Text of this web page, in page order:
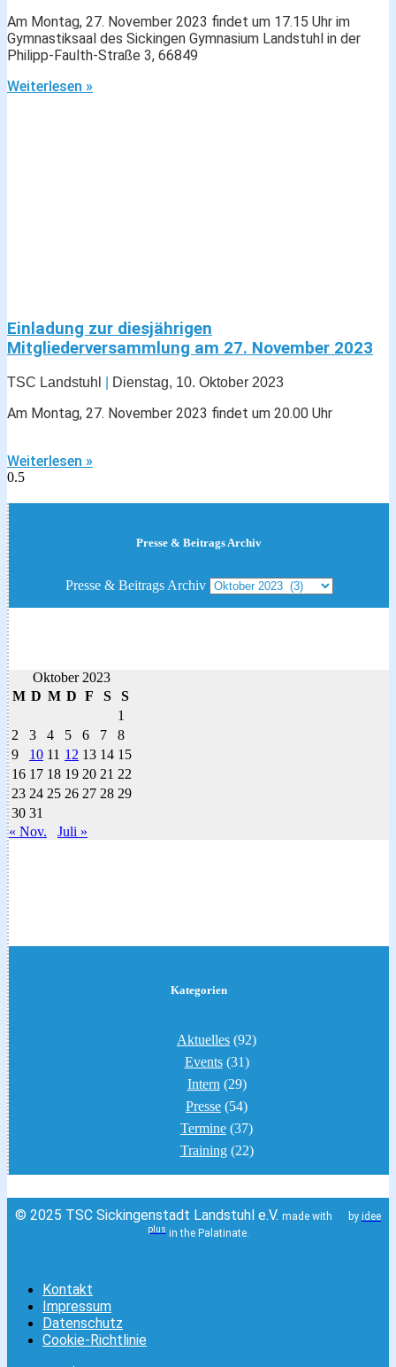
Am Montag, 27. November 2023 findet um 17.15 Uhr im
Gymnastiksaal des Sickingen Gymnasium Landstuhl in der
Philipp-Faulth-Straße 3, 66849
Weiterlesen »
Einladung zur diesjährigen
Mitgliederversammlung am 27. November 2023
TSC Landstuhl Dienstag, 10. Oktober 2023
Am Montag, 27. November 2023 findet um 20.00 Uhr
Weiterlesen »
Presse & Beitrags Archiv
Presse & Beitrags Archiv
Oktober 2023
M D M D F S
S
1
2
3 4 5 6 7
8
9
10 11 12 13 14 15
16 17 18 19 20 21 22
23 24 25 26 27 28 29
30 31
« Nov.
Juli »
Kategorien
Aktuelles (92)
Events(31)
Intern (29)
Presse (54)
Termine (37)
Training(22)
© 2025 TSC Sickingenstadt Landstuhl e.V. made with by idee
plusin the Palatinate.
Kontakt
Impressum
Datenschutz
Cookie-Richtlinie